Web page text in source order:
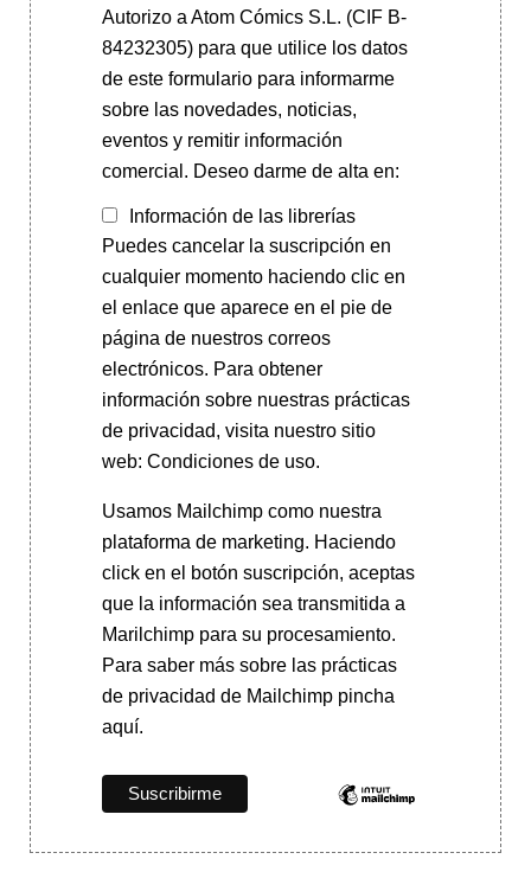
Autorizo a Atom Cómics S.L. (CIF B-
84232305) para que utilice los datos
de este formulario para informarme
sobre las novedades, noticias,
eventos y remitir información
comercial. Deseo darme de alta en:
Información de las librerías
Puedes cancelar la suscripción en
cualquier momento haciendo clic en
el enlace que aparece en el pie de
página de nuestros correos
electrónicos. Para obtener
información sobre nuestras prácticas
de privacidad, visita nuestro sitio
web: Condiciones de uso.
Usamos Mailchimp como nuestra
plataforma de marketing. Haciendo
click en el botón suscripción, aceptas
que la información sea transmitida a
Marilchimp para su procesamiento.
Para saber mássobre las prácticas
de privacidad de Mailchimp pincha
aquí.